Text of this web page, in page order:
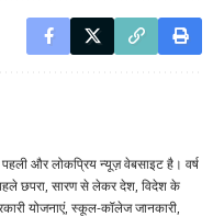
और लोकप्रिय न्यूज़ वेबसाइट है। वर्ष
छपरा, सारण से लेकर देश, विदेश के
योजनाएं, स्कूल-कॉलेज जानकारी,